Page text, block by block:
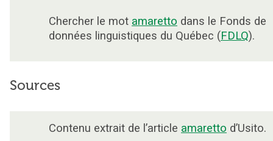
Chercher le mot amaretto dans le Fonds de
données linguistiques du Québec (FDLQ).
Sources
Contenu extrait de l’article amaretto d’Usito.